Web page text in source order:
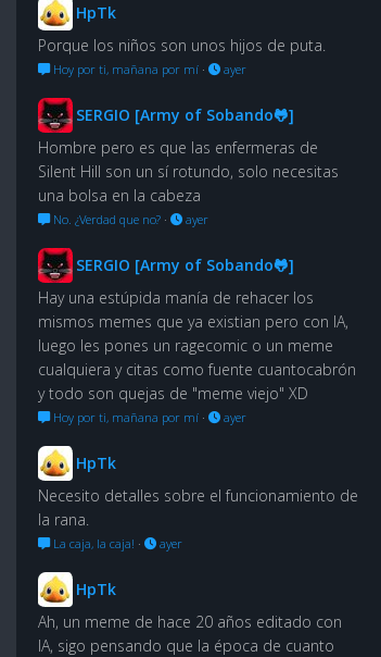
HpTk
Porque los niños son unos hijos de puta.
Hoy por ti, mañana por mí · ayer
SERGIO [Army of Sobando🐸]
Hombre pero es que las enfermeras de
Silent Hill son un sí rotundo, solo necesitas
una bolsa en la cabeza
No. ¿Verdad que no? · ayer
SERGIO [Army of Sobando🐸]
Hay una estúpida manía de rehacer los
mismos memes que ya existian pero con IA,
luego les pones un ragecomic o un meme
cualquiera y citas como fuente cuantocabrón
y todo son quejas de "meme viejo" XD
Hoy por ti, mañana por mí · ayer
HpTk
Necesito detalles sobre el funcionamiento de
la rana.
La caja, la caja! · ayer
HpTk
Ah, un meme de hace 20 años editado con
IA, sigo pensando que la época de cuanto